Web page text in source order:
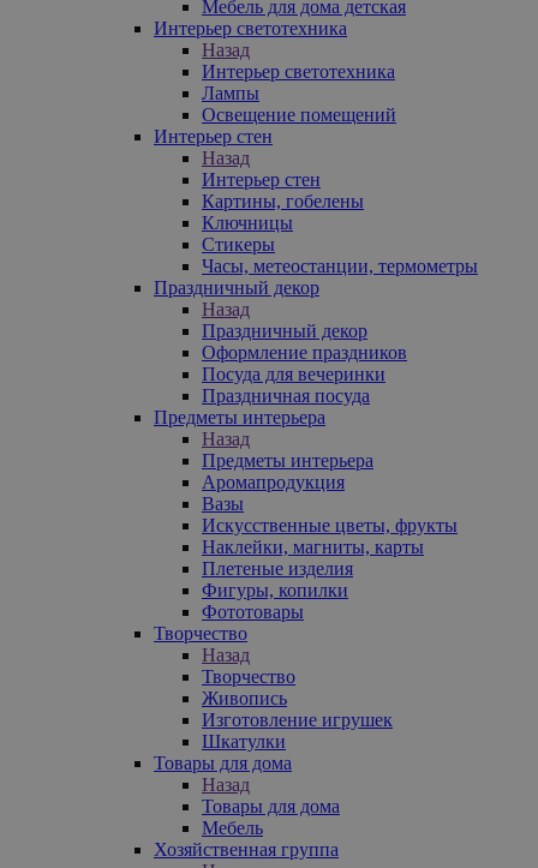
Мебель для дома детская
Интерьер светотехника
Назад
Интерьер светотехника
Лампы
Освещение помещений
Интерьер стен
Назад
Интерьер стен
Картины, гобелены
Ключницы
Стикеры
Часы, метеостанции, термометры
Праздничный декор
Назад
Праздничный декор
Оформление праздников
Посуда для вечеринки
Праздничная посуда
Предметы интерьера
Назад
Предметы интерьера
Аромапродукция
Вазы
Искусственные цветы, фрукты
Наклейки, магниты, карты
Плетеные изделия
Фигуры, копилки
Фототовары
Творчество
Назад
Творчество
Живопись
Изготовление игрушек
Шкатулки
Товары для дома
Назад
Товары для дома
Мебель
Хозяйственная группа